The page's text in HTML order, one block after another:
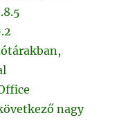
nagy